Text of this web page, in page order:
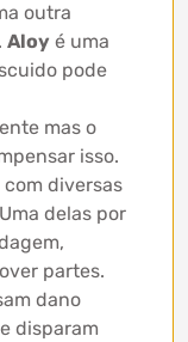
outra
Aloy é uma
pode
mas o
isso.
com diversas
delas por
partes.
dano
disparam